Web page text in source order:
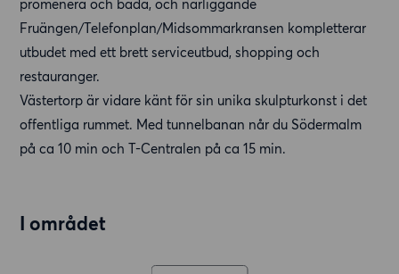
promenera och bada, och närliggande
Fruängen/Telefonplan/Midsommarkransen kompletterar
utbudet med ett brett serviceutbud, shopping och
restauranger.
Västertorp är vidare känt för sin unika skulpturkonst i det
offentliga rummet. Med tunnelbanan når du Södermalm
på ca 10 min och T-Centralen på ca 15 min.
I området